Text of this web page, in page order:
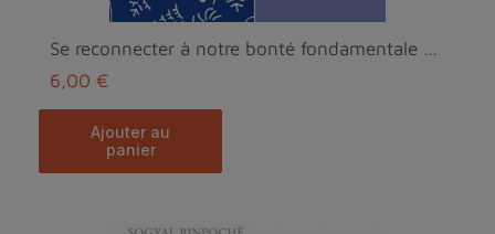
Se reconnecter à notre bonté fondamentale - 2ème p...
6,00 €
ajouter au
panier